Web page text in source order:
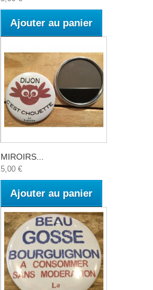
Ajouter au panier
MIROIRS...
5,00 €
Ajouter au panier